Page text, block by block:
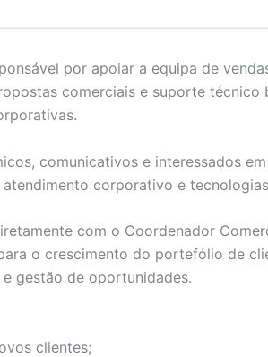
por apoiar a equipa de
comerciais e suporte técnico
comunicativos e interessados
corporativo e
com o Coordenador
o crescimento do portefólio de
gestão de oportunidades.
clientes;